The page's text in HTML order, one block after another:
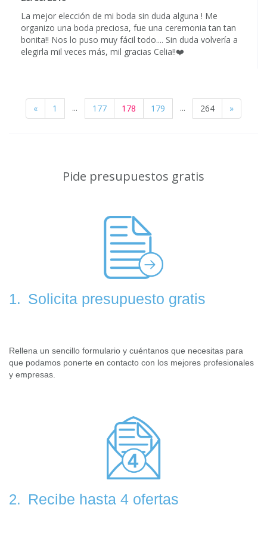
La mejor elección de mi boda sin duda alguna ! Me
organizo una boda preciosa, fue una ceremonia tan tan
bonita!! Nos lo puso muy fácil todo.... Sin duda volvería a
elegirla mil veces más, mil gracias Celia!!❤️
« 1 ... 177 178 179 ... 264 »
Pide presupuestos gratis
1. Solicita presupuesto gratis
Rellena un sencillo formulario y cuéntanos que necesitas para
que podamos ponerte en contacto con los mejores profesionales
y empresas.
2. Recibe hasta 4 ofertas